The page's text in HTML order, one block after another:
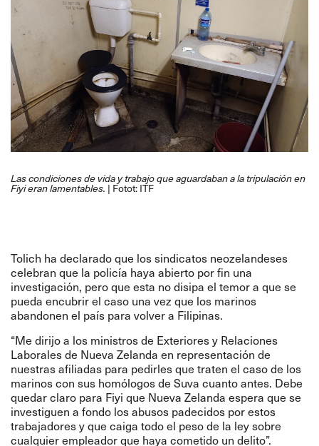
Las condiciones de vida y trabajo que aguardaban a la tripulación en
Fiyi eran lamentables. | Fotot: ITF
Tolich ha declarado que los sindicatos neozelandeses
celebran que la policía haya abierto por fin una
investigación, pero que esta no disipa el temor a que se
pueda encubrir el caso una vez que los marinos
abandonen el país para volver a Filipinas.
“Me dirijo a los ministros de Exteriores y Relaciones
Laborales de Nueva Zelanda en representación de
nuestras afiliadas para pedirles que traten el caso de los
marinos con sus homólogos de Suva cuanto antes. Debe
quedar claro para Fiyi que Nueva Zelanda espera que se
investiguen a fondo los abusos padecidos por estos
trabajadores y que caiga todo el peso de la ley sobre
cualquier empleador que haya cometido un delito”.